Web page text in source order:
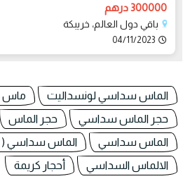
300000 درهم
باقي دول العالم، خريبكة
04/11/2023
الماس سداسي لونسداليت ماس
حجر الماس سداسي
حجر الماس
الماس سداسي
الماس سداسي (
الالماس السداسي
أحجار كريمة